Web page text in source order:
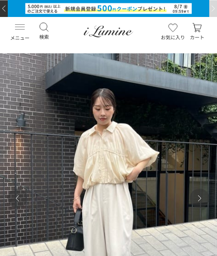
メニュー 検索 お気に入り カート